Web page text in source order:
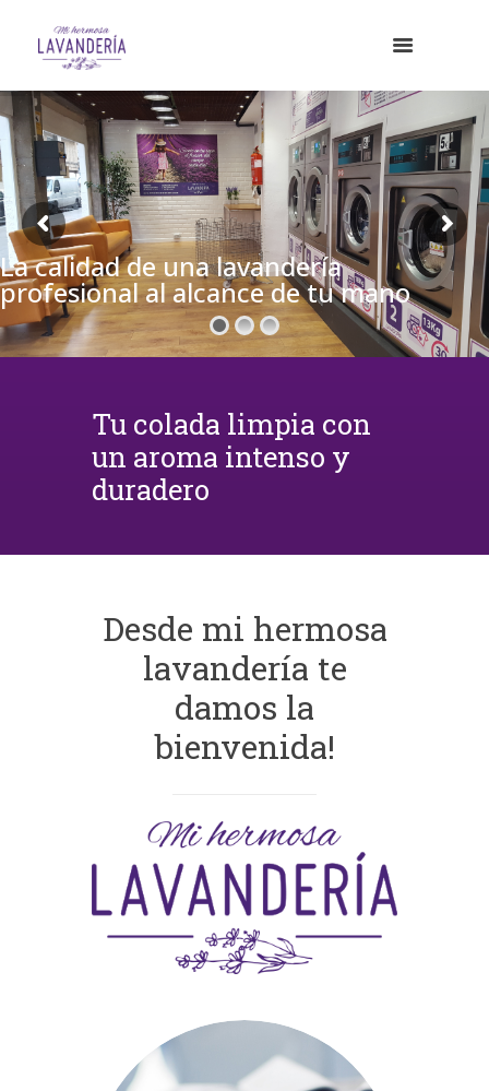
La calidad de una lavandería
profesional al alcance de tu mano
Tu colada limpia con
un aroma intenso y
duradero
Desde mi hermosa
lavandería te
damos la
bienvenida!